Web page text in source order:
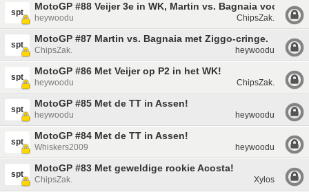
spt
MotoGP #88 Veijer 3e in WK, Martin vs. Bagnaia voor de
heywoodu ChipsZak.
spt
MotoGP #87 Martin vs. Bagnaia met Ziggo-cringe.
ChipsZak. heywoodu
spt
MotoGP #86 Met Veijer op P2 in het WK!
heywoodu ChipsZak.
spt
MotoGP #85 Met de TT in Assen!
heywoodu heywoodu
spt
MotoGP #84 Met de TT in Assen!
Whiskers2009 heywoodu
spt
MotoGP #83 Met geweldige rookie Acosta!
ChipsZak. Xylos